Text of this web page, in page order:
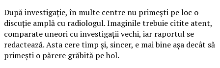
După investigație, în multe centre nu primești pe loc o
discuție amplă cu radiologul. Imaginile trebuie citite atent,
comparate uneori cu investigații vechi, iar raportul se
redactează. Asta cere timp și, sincer, e mai bine așa decât să
primești o părere grăbită pe hol.